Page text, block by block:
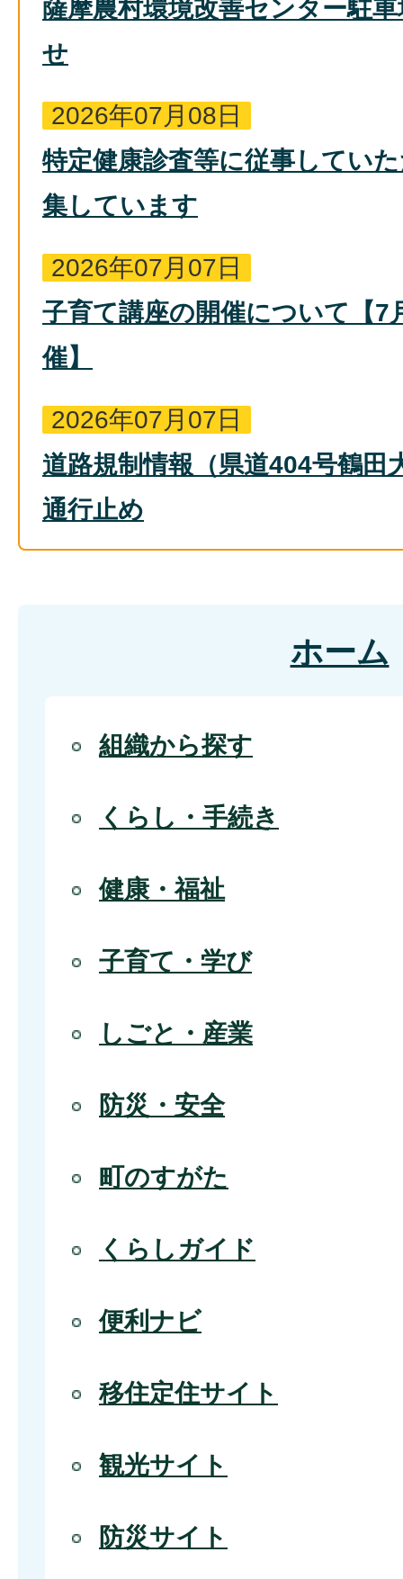
薩摩農村環境改善センター駐
せ
2026年07月08日
特定健康診査等に従事してい
集しています
2026年07月07日
子育て講座の開催について【7
催】
2026年07月07日
道路規制情報（県道404号鶴田
通行止め
ホーム
組織から探す
くらし・手続き
健康・福祉
子育て・学び
しごと・産業
防災・安全
町のすがた
くらしガイド
便利ナビ
移住定住サイト
観光サイト
防災サイト